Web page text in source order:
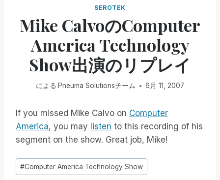
SEROTEK
Mike CalvoのComputer
America Technology
Show出演のリプレイ
による Pneuma Solutionsチーム 6月 11, 2007
If you missed Mike Calvo on Computer
America, you may listen to this recording of his
segment on the show. Great job, Mike!
投
稿
#Computer America Technology Show